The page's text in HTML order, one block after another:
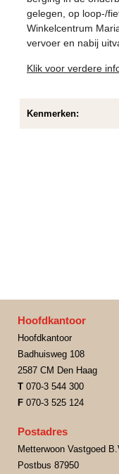
gelegen, op loop-/
Winkelcentrum
vervoer en nabij
Klik voor verdere
Kenmerken:
Hoofdkantoor
Hoofdkantoor
Badhuisweg 108
2587 CM Den Haag
T 070-3 544 300
F 070-3 525 124
Postadres
Metterwoon Vastgoed
Postbus 87950